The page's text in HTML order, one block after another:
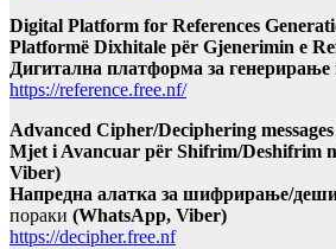
Digital Platform for References
Platformë Dixhitale për Gjenerimin e
Дигитална платформа за генерирање
https://reference.free.nf/
Advanced Cipher/Deciphering
Mjet i Avancuar për Shifrim/Deshifrim
Viber)
Напредна алатка за шифрирање/
пораки (WhatsApp, Viber)
https://decipher.free.nf